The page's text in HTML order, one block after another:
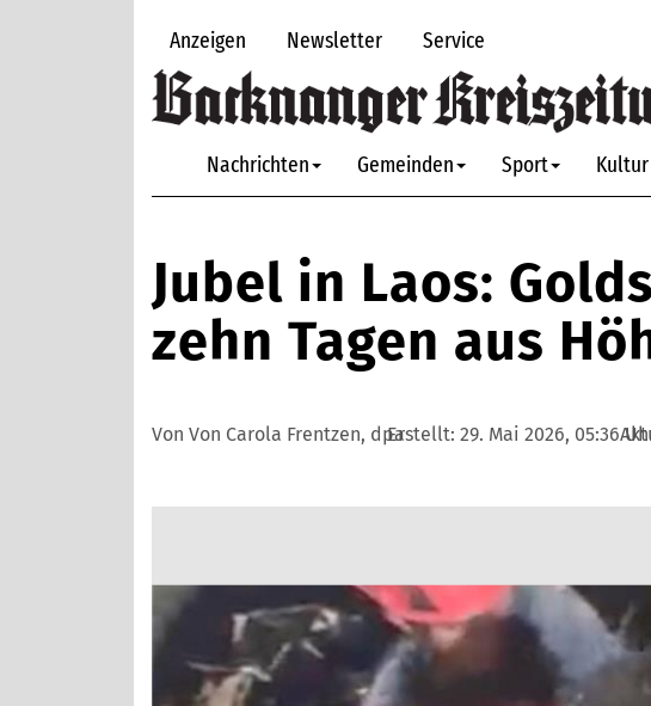
Anzeigen Newsletter Service
Nachrichten Gemeinden Sport Kultur
Jubel in Laos:
zehn Tagen aus
Von Von Carola Frentzen, dpaErstellt: 29. Mai 2026, 05:36